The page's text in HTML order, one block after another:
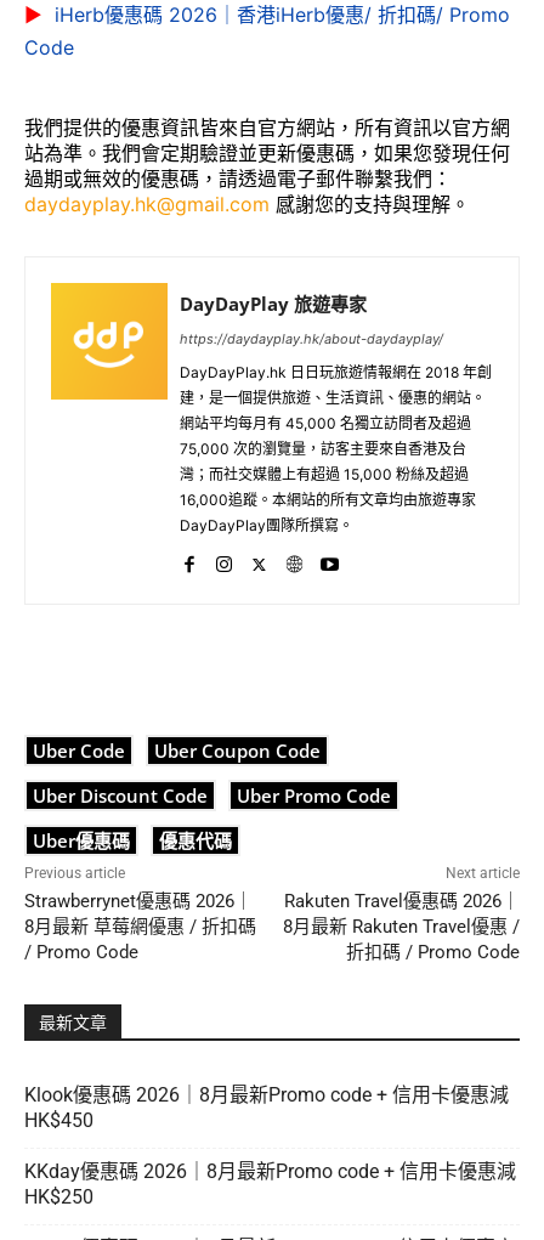
▶ iHerb優惠碼 2026｜香港iHerb優惠/ 折扣碼/ Promo
Code
我們提供的優惠資訊皆來自官方網站，所有資訊以官方網
站為準。我們會定期驗證並更新優惠碼，如果您發現任何
過期或無效的優惠碼，請透過電子郵件聯繫我們：
daydayplay.hk@gmail.com 感謝您的支持與理解。
DayDayPlay 旅遊專家
https://daydayplay.hk/about-daydayplay/
DayDayPlay.hk 日日玩旅遊情報網在 2018 年創
建，是一個提供旅遊、生活資訊、優惠的網站。
網站平均每月有 45,000 名獨立訪問者及超過
75,000 次的瀏覽量，訪客主要來自香港及台
灣；而社交媒體上有超過 15,000 粉絲及超過
16,000追蹤。本網站的所有文章均由旅遊專家
DayDayPlay團隊所撰寫。
Uber Code
Uber Coupon Code
Uber Discount Code
Uber Promo Code
Uber優惠碼
優惠代碼
Previous article
Strawberrynet優惠碼 2026｜
8月最新 草莓網優惠 / 折扣碼
/ Promo Code
Next article
Rakuten Travel優惠碼 2026｜
8月最新 Rakuten Travel優惠 /
折扣碼 / Promo Code
最新文章
Klook優惠碼 2026｜8月最新Promo code + 信用卡優惠減
HK$450
KKday優惠碼 2026｜8月最新Promo code + 信用卡優惠減
HK$250